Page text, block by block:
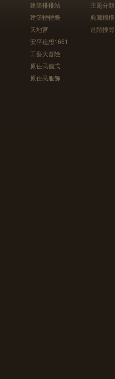
建築排排站
建築轉轉樂
天地宮
安平追想1661
工藝大冒險
原住民儀式
原住民服飾
主題分類
典藏機構
進階搜尋